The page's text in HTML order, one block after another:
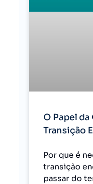
O Papel
Transição
Por que é
transição
passar do